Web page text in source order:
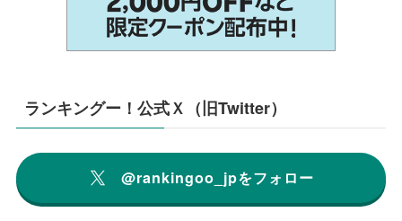
ランキングー！公式Ｘ（旧Twitter）
@rankingoo_jpをフォロー